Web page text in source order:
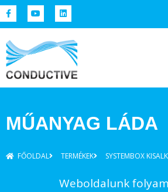
MŰANYAG LÁDA
FŐOLDAL TERMÉKEK SYSTEMBOX
Weboldalunk